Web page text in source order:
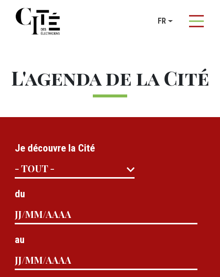
FR
L'agenda de la Cité
Je découvre la Cité
du
au
Panneau de gestion des cookies